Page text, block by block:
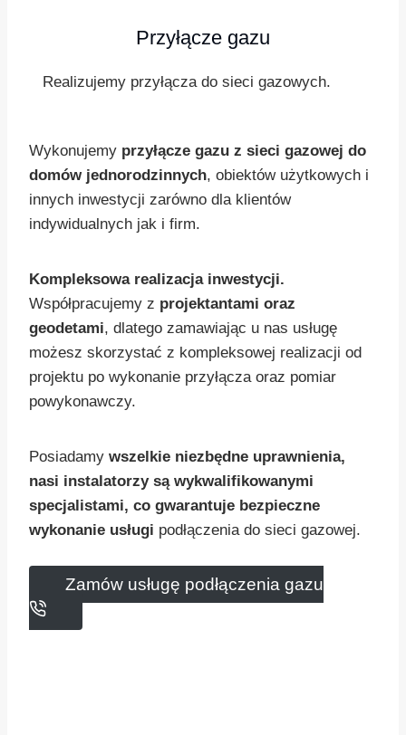
Przyłącze gazu
Realizujemy przyłącza do sieci gazowych.
Wykonujemy przyłącze gazu z sieci gazowej do
domów jednorodzinnych, obiektów użytkowych i
innych inwestycji zarówno dla klientów
indywidualnych jak i firm.
Kompleksowa realizacja inwestycji.
Współpracujemy z projektantami oraz
geodetami, dlatego zamawiając u nas usługę
możesz skorzystać z kompleksowej realizacji od
projektu po wykonanie przyłącza oraz pomiar
powykonawczy.
Posiadamy wszelkie niezbędne uprawnienia,
nasi instalatorzy są wykwalifikowanymi
specjalistami, co gwarantuje bezpieczne
wykonanie usługi podłączenia do sieci gazowej.
Zamów usługę podłączenia gazu